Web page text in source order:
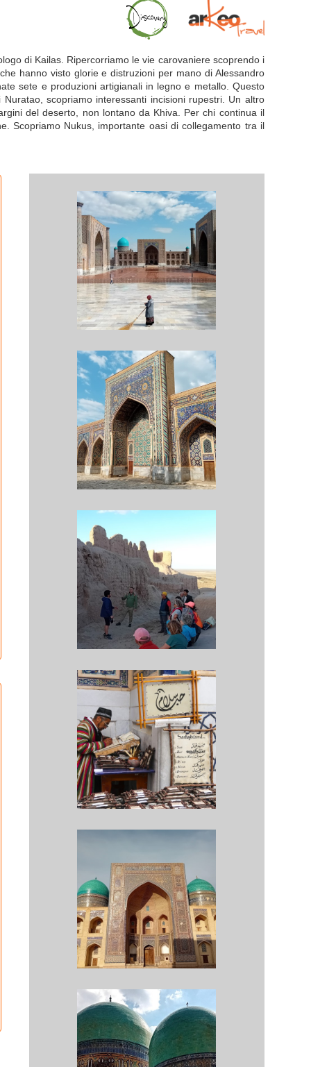
di Kailas. Ripercorriamo le vie carovaniere scoprendo i
hanno visto glorie e distruzioni per mano di Alessandro
sete e produzioni artigianali in legno e metallo. Questo
scopriamo interessanti incisioni rupestri. Un altro
del deserto, non lontano da Khiva. Per chi continua il
Scopriamo Nukus, importante oasi di collegamento tra il